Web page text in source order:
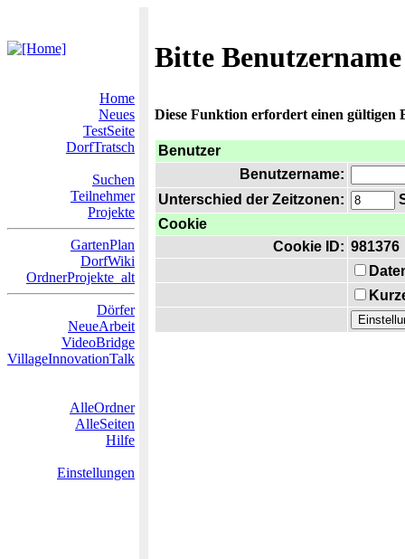
Bitte
Home
Neues
TestSeite
DorfTratsch
Suchen
Teilnehmer
Projekte
GartenPlan
DorfWiki
OrdnerProjekte_alt
Dörfer
NeueArbeit
VideoBridge
VillageInnovationTalk
AlleOrdner
AlleSeiten
Hilfe
Einstellungen
Diese Funktion erfordert einen gültigen
Benutzer
Benutzername:
Unterschied der Zeitzonen:
Cookie
Cookie ID: 981376